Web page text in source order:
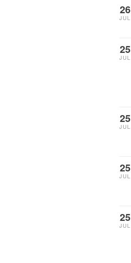
26
JUL
25
JUL
25
JUL
25
JUL
25
JUL